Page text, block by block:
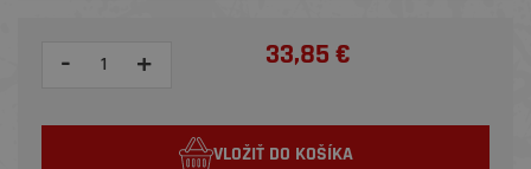
- + 33,85 €
VLOŽIŤ DO KOŠÍKA